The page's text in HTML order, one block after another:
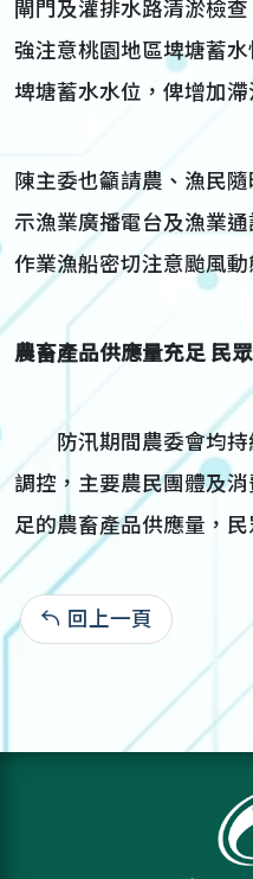
閘門及灌排水路清淤檢
強注意桃園地區埤塘蓄
埤塘蓄水水位，俾增加滯
陳主委也籲請農、漁民
示漁業廣播電台及漁業
作業漁船密切注意颱風動
農畜產品供應量充足 民
防汛期間農委會均持
調控，主要農民團體及
足的農畜產品供應量，民
回上一頁